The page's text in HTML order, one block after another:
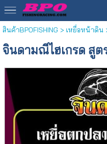
สินค้าBPOFISHING > เหยื่อหน้าดิน
จินดามณีไฮเกรด สูต